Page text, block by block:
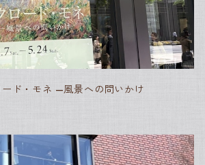
ド・モネ —風景への問いかけ